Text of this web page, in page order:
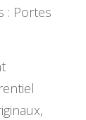
: Portes